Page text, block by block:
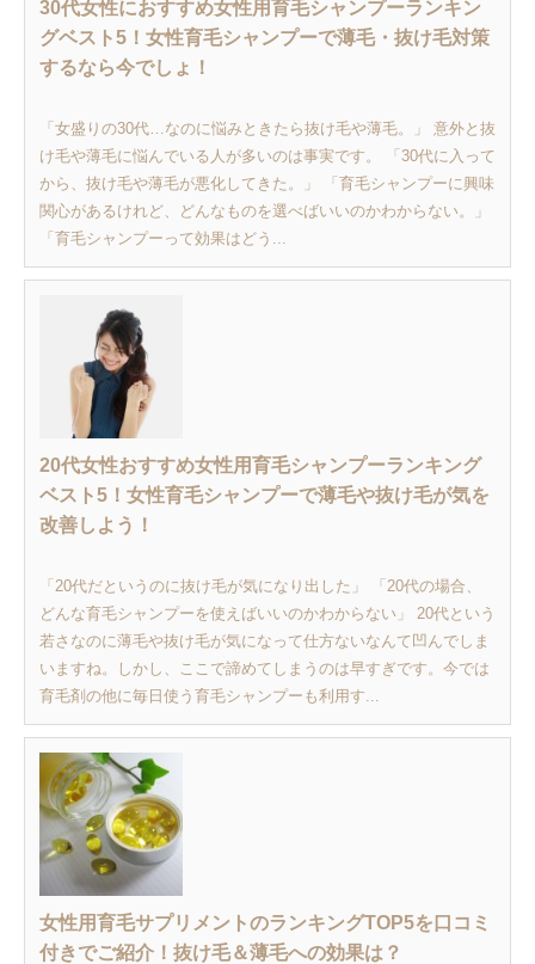
30代女性におすすめ女性用育毛シャンプーランキン
グベスト5！女性育毛シャンプーで薄毛・抜け毛対策
するなら今でしょ！
「女盛りの30代…なのに悩みときたら抜け毛や薄毛。」 意外と抜
け毛や薄毛に悩んでいる人が多いのは事実です。 「30代に入って
から、抜け毛や薄毛が悪化してきた。」 「育毛シャンプーに興味
関心があるけれど、どんなものを選べばいいのかわからない。」
「育毛シャンプーって効果はどう...
20代女性おすすめ女性用育毛シャンプーランキング
ベスト5！女性育毛シャンプーで薄毛や抜け毛が気を
改善しよう！
「20代だというのに抜け毛が気になり出した」 「20代の場合、
どんな育毛シャンプーを使えばいいのかわからない」 20代という
若さなのに薄毛や抜け毛が気になって仕方ないなんて凹んでしま
いますね。しかし、ここで諦めてしまうのは早すぎです。今では
育毛剤の他に毎日使う育毛シャンプーも利用す...
女性用育毛サプリメントのランキングTOP5を口コミ
付きでご紹介！抜け毛＆薄毛への効果は？